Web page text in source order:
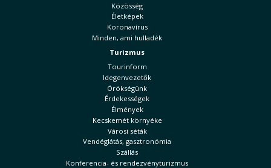
Közösség
Életképek
Koronavírus
Minden, ami hulladék
Turizmus
Tourinform
Idegenvezetők
Örökségünk
Érdekességek
Élmények
Kecskemét környéke
Városi séták
Vendéglátás, gasztronómia
Szállás
Konferencia- és rendezvényturizmus